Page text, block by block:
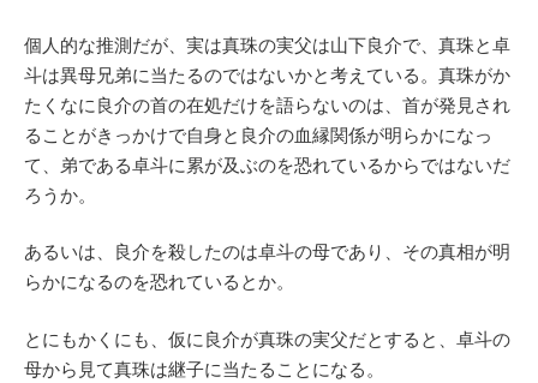
個人的な推測だが、実は真珠の実父は山下良介で、真珠と卓
斗は異母兄弟に当たるのではないかと考えている。真珠がか
たくなに良介の首の在処だけを語らないのは、首が発見され
ることがきっかけで自身と良介の血縁関係が明らかになっ
て、弟である卓斗に累が及ぶのを恐れているからではないだ
ろうか。
あるいは、良介を殺したのは卓斗の母であり、その真相が明
らかになるのを恐れているとか。
とにもかくにも、仮に良介が真珠の実父だとすると、卓斗の
母から見て真珠は継子に当たることになる。